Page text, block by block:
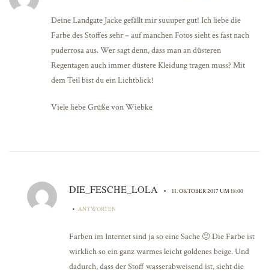
Deine Landgate Jacke gefällt mir suuuper gut! Ich liebe die
Farbe des Stoffes sehr – auf manchen Fotos sieht es fast nach
puderrosa aus. Wer sagt denn, dass man an düsteren
Regentagen auch immer düstere Kleidung tragen muss? Mit
dem Teil bist du ein Lichtblick!
Viele liebe Grüße von Wiebke
DIE_FESCHE_LOLA • 11. OKTOBER 2017 UM 18:00
• ANTWORTEN
Farben im Internet sind ja so eine Sache 🙂 Die Farbe ist
wirklich so ein ganz warmes leicht goldenes beige. Und
dadurch, dass der Stoff wasserabweisend ist, sieht die